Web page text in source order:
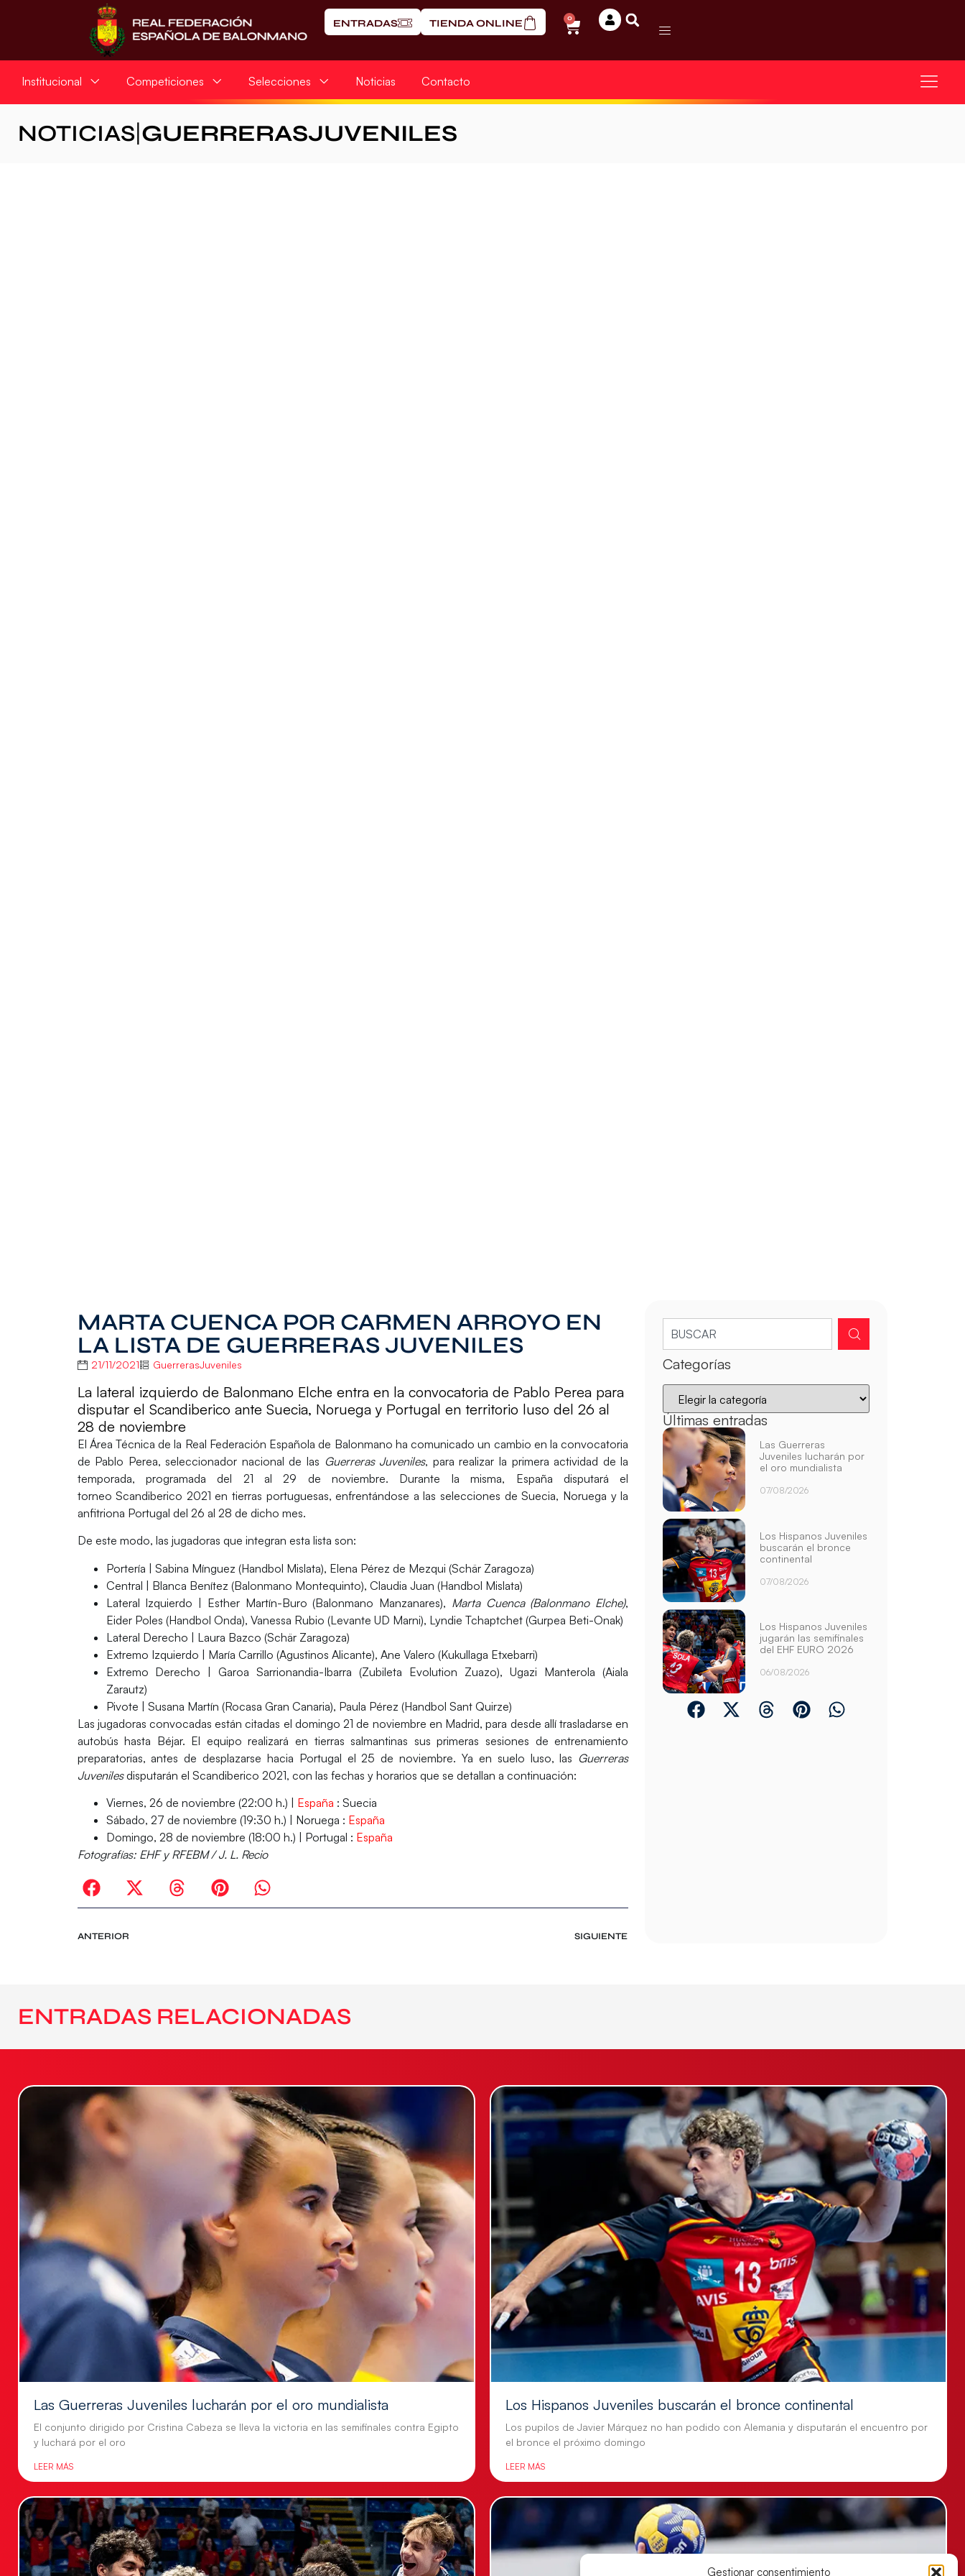
Gestionar consentimiento
ENTRADAS TIENDA ONLINE 0
Institucional Competiciones Selecciones Noticias Contacto
NOTICIAS GUERRERASJUVENILES
MARTA CUENCA POR CARMEN ARROYO EN
LA LISTA DE GUERRERAS JUVENILES
21/11/2021 GuerrerasJuveniles
La lateral izquierdo de Balonmano Elche entra en la convocatoria de Pablo Perea para
disputar el Scandiberico ante Suecia, Noruega y Portugal en territorio luso del 26 al
28 de noviembre
El Área Técnica de la Real Federación Española de Balonmano ha comunicado un cambio en la convocatoria
de Pablo Perea, seleccionador nacional de las Guerreras Juveniles, para realizar la primera actividad de la
temporada, programadadel 21 al 29 de noviembre. Durante la misma, España disputará el
torneoScandiberico 2021 en tierras portuguesas, enfrentándose a las selecciones deSuecia, Noruega y la
anfitriona Portugal del 26 al 28 de dicho mes.
De este modo, las jugadoras que integran esta lista son:
Portería | Sabina Mínguez (Handbol Mislata), Elena Pérez de Mezqui (Schär Zaragoza)
Central | Blanca Benítez (Balonmano Montequinto), Claudia Juan (Handbol Mislata)
Lateral Izquierdo | Esther Martín-Buro (Balonmano Manzanares), Marta Cuenca (Balonmano Elche),
Eider Poles (Handbol Onda), Vanessa Rubio (Levante UD Marni), Lyndie Tchaptchet (Gurpea Beti-Onak)
Lateral Derecho | Laura Bazco (Schär Zaragoza)
Extremo Izquierdo | María Carrillo (Agustinos Alicante), Ane Valero (Kukullaga Etxebarri)
Extremo Derecho | Garoa Sarrionandia-Ibarra (Zubileta Evolution Zuazo), Ugazi Manterola (Aiala
Zarautz)
Pivote | Susana Martín (Rocasa Gran Canaria), Paula Pérez (Handbol Sant Quirze)
Las jugadoras convocadas están citadas el domingo 21 de noviembre en Madrid, para desde allí trasladarse en
autobús hasta Béjar. El equipo realizará en tierras salmantinas sus primeras sesiones de entrenamiento
preparatorias, antes de desplazarse hacia Portugal el 25 de noviembre. Ya en suelo luso, las Guerreras
Juvenilesdisputarán el Scandiberico 2021, con las fechas y horarios que se detallan a continuación:
Viernes, 26 de noviembre (22:00 h.) | España : Suecia
Sábado, 27 de noviembre (19:30 h.) | Noruega : España
Domingo, 28 de noviembre (18:00 h.) | Portugal : España
Fotografías: EHF y RFEBM / J. L. Recio
ANTERIOR SIGUIENTE
Categorías
Últimas entradas
Las Guerreras
Juveniles lucharán por
el oro mundialista
07/08/2026
Los Hispanos Juveniles
buscarán el bronce
continental
07/08/2026
Los Hispanos Juveniles
jugarán las semifinales
del EHF EURO 2026
06/08/2026
ENTRADAS RELACIONADAS
Las Guerreras Juveniles lucharán por el oro mundialista
El conjunto dirigido por Cristina Cabeza se lleva la victoria en las semifinales contra Egipto
y luchará por el oro
LEER MÁS
Los Hispanos Juveniles buscarán el bronce continental
Los pupilos de Javier Márquez no han podido con Alemania y disputarán el encuentro por
el bronce el próximo domingo
LEER MÁS